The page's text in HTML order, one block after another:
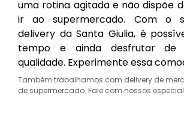
uma rotina agitada e não dispõe
ir ao supermercado. Com o
delivery da Santa Giulia, é
tempo e ainda desfrutar de
qualidade. Experimente essa
Também trabalhamos com delivery de
de supermercado. Fale com nossos